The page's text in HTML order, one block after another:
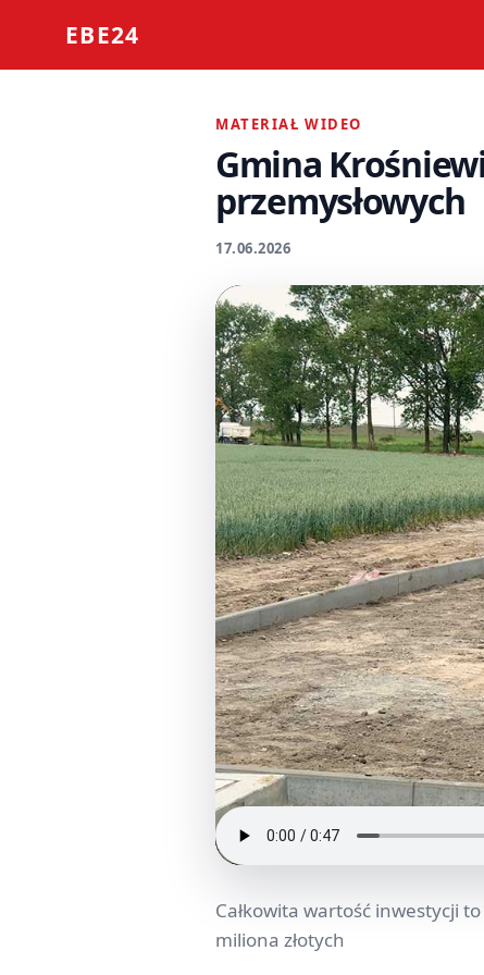
EBE24
MATERIAŁ WIDEO
Gmina
przemysłowych
17.06.2026
Całkowita wartość inwestycji
miliona złotych